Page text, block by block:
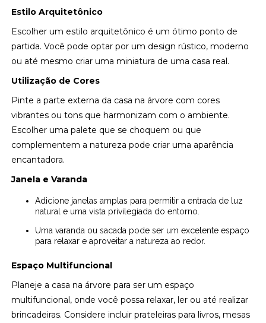
Estilo Arquitetônico
Escolher um estilo arquitetônico é um ótimo ponto de
partida. Você pode optar por um design rústico, moderno
ou até mesmo criar uma miniatura de uma casa real.
Utilização de Cores
Pinte a parte externa da casa na árvore com cores
vibrantes ou tons que harmonizam com o ambiente.
Escolher uma palete que se choquem ou que
complementem a natureza pode criar uma aparência
encantadora.
Janela e Varanda
Adicione janelas amplas para permitir a entrada de luz
natural e uma vista privilegiada do entorno.
Uma varanda ou sacada pode ser um excelente espaço
para relaxar e aproveitar a natureza ao redor.
Espaço Multifuncional
Planeje a casa na árvore para ser um espaço
multifuncional, onde você possa relaxar, ler ou até realizar
brincadeiras. Considere incluir prateleiras para livros, mesas